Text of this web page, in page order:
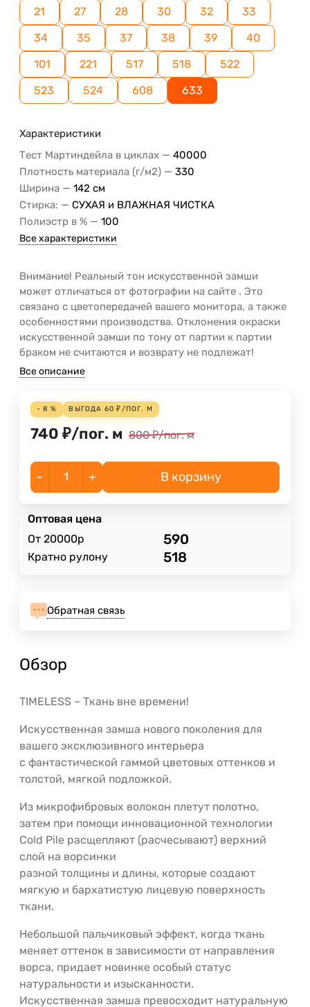
21
27 28 30 32
33
34
35 37 38 39
40
101
221 517 518
522
523
524 608 633
Характеристики
Тест Мартиндейла в циклах — 40000
Плотность материала (г/м2) — 330
Ширина — 142 см
Стирка: — СУХАЯ и ВЛАЖНАЯ ЧИСТКА
Полиэстр в % — 100
Все характеристики
Внимание! Реальный тон искусственной замши
может отличаться от фотографии на сайте . Это
связано с цветопередачей вашего монитора, а также
особенностями производства. Отклонения окраски
искусственной замши по тону от партии к партии
браком не считаются и возврату не подлежат!
Все описание
- 8 % ВЫГОДА 60 ₽/ПОГ. М
740 ₽/пог. м 800 ₽/пог. м
- + В корзину
Оптовая цена
От 20000р
590
Кратно рулону 518
Обратная связь
Обзор
TIMELESS – Ткань вне времени!
Искусственная замша нового поколения для
вашего эксклюзивного интерьера
с фантастической гаммой цветовых оттенков и
толстой, мягкой подложкой.
Из микрофибровых волокон плетут полотно,
затем при помощи инновационной технологии
Cold Pile расщепляют (расчесывают) верхний
слой на ворсинки
разной толщины и длины, которые создают
мягкую и бархатистую лицевую поверхность
ткани.
Небольшой пальчиковый эффект, когда ткань
меняет оттенок в зависимости от направления
ворса, придает новинке особый статус
натуральности и изысканности.
Искусственная замша превосходит натуральную